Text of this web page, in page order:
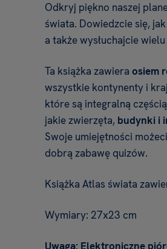
Odkryj piękno naszej
świata. Dowiedzcie się,
a także wysłuchajcie wielu
Ta książka zawiera osiem
wszystkie kontynenty i
które są integralną
jakie zwierzęta, budynki i
Swoje umiejętności
dobrą zabawę quizów.
Książka Atlas świata
Wymiary: 27x23 cm
Uwaga: Elektroniczne